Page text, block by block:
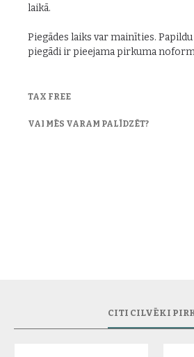
laikā.
Piegādes laiks var mainīties.
piegādi ir pieejama pirkuma
TAX FREE
VAI MĒS VARAM PALĪDZĒT?
CITI CILVĒKI